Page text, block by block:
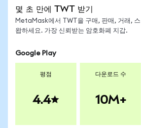
몇 초 만에 TWT 받기
MetaMask에서 TWT을 구매, 판매, 거래, 스
왑하세요. 가장 신뢰받는 암호화폐 지갑.
Google Play
평점
4.4
다운로드 수
10M+